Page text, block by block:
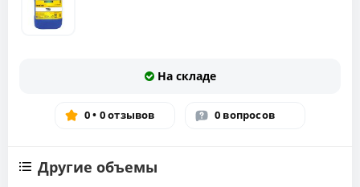
На складе
0 • 0 отзывов 0 вопросов
Другие объемы